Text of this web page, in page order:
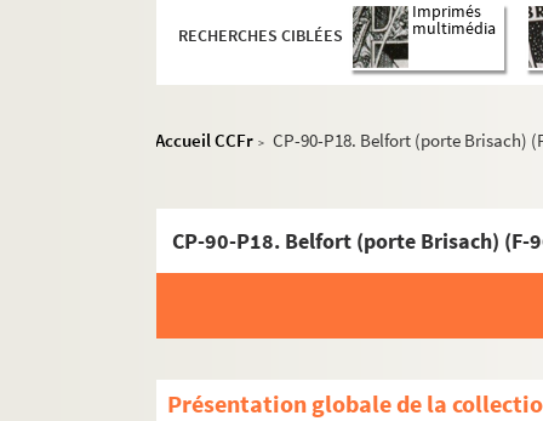
RECHERCHES CIBLÉES
Imprimés
multimédia
Accueil CCFr > CP-90-P18. Belfort (porte Brisach)
CP-90-P18. Belfort (porte Brisach) (F-
Présentation globale de la
Cartes postales anciennes du Jura (39)